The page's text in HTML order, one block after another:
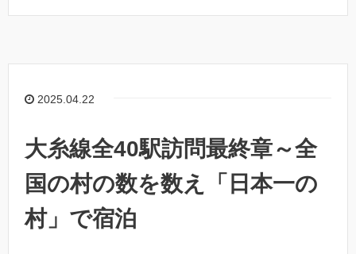
2025.04.22
大糸線全40駅訪問最終章～全
国の村の数を数え「日本一の
村」で宿泊